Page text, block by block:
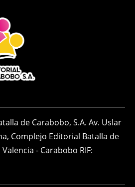
de Carabobo, S.A. Av. Uslar
Complejo Editorial Batalla de
- Carabobo RIF: